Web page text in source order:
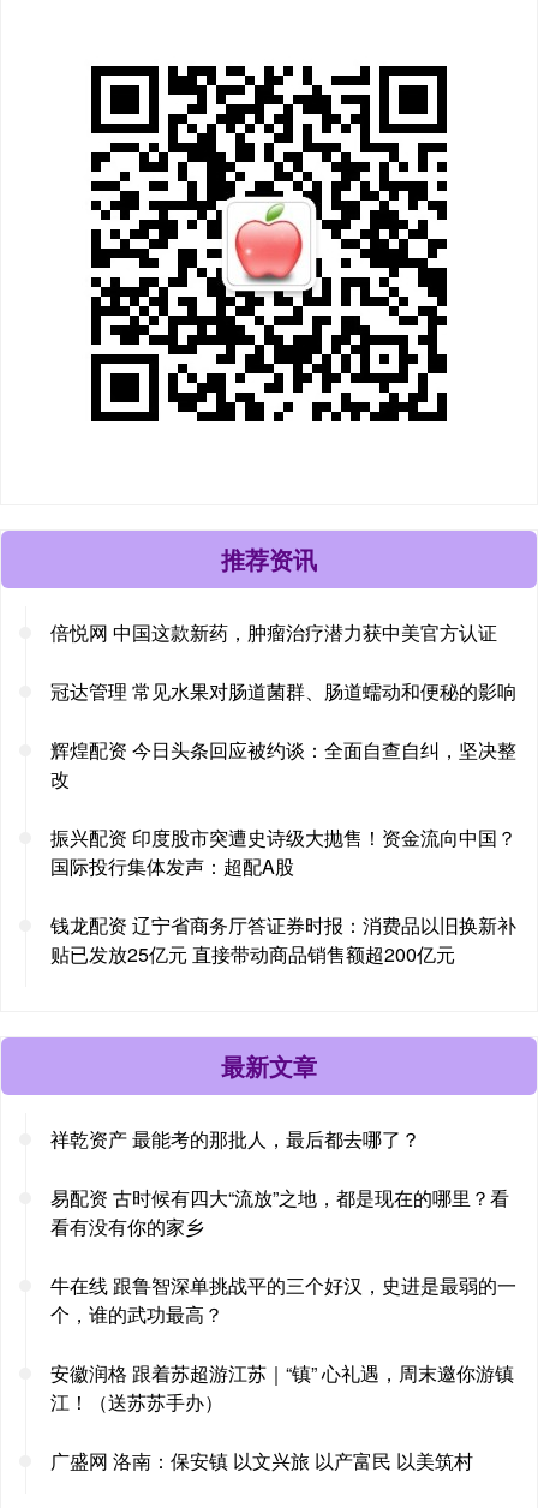
推荐资讯
倍悦网 中国这款新药，肿瘤治疗潜力获中美官方认证
冠达管理 常见水果对肠道菌群、肠道蠕动和便秘的影响
辉煌配资 今日头条回应被约谈：全面自查自纠，坚决整
改
振兴配资 印度股市突遭史诗级大抛售！资金流向中国？
国际投行集体发声：超配A股
钱龙配资 辽宁省商务厅答证券时报：消费品以旧换新补
贴已发放25亿元 直接带动商品销售额超200亿元
最新文章
祥乾资产 最能考的那批人，最后都去哪了？
易配资 古时候有四大“流放”之地，都是现在的哪里？看
看有没有你的家乡
牛在线 跟鲁智深单挑战平的三个好汉，史进是最弱的一
个，谁的武功最高？
安徽润格 跟着苏超游江苏｜“镇” 心礼遇，周末邀你游镇
江！（送苏苏手办）
广盛网 洛南：保安镇 以文兴旅 以产富民 以美筑村